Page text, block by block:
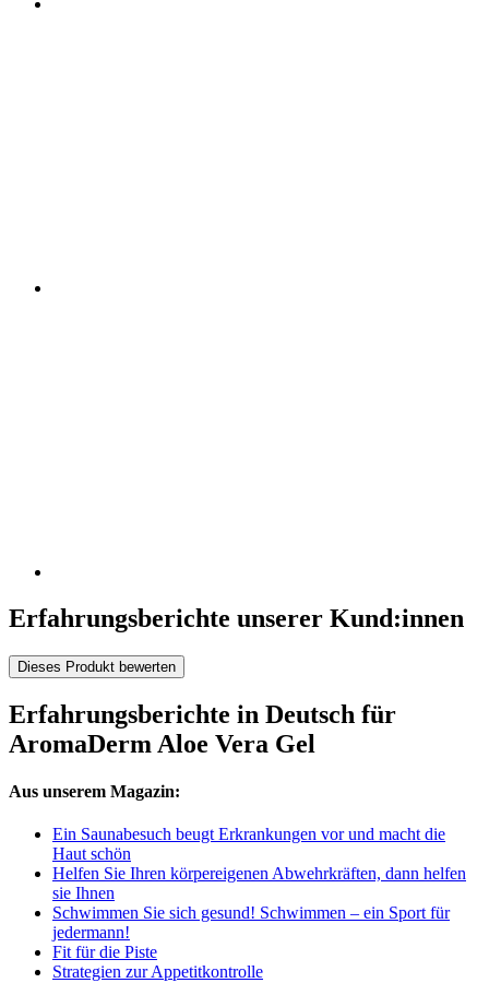
Erfahrungsberichte unserer Kund:innen
Dieses Produkt bewerten
Erfahrungsberichte in Deutsch für
AromaDerm Aloe Vera Gel
Aus unserem Magazin:
Ein Saunabesuch beugt Erkrankungen vor und macht die
Haut schön
Helfen Sie Ihren körpereigenen Abwehrkräften, dann helfen
sie Ihnen
Schwimmen Sie sich gesund! Schwimmen – ein Sport für
jedermann!
Fit für die Piste
Strategien zur Appetitkontrolle